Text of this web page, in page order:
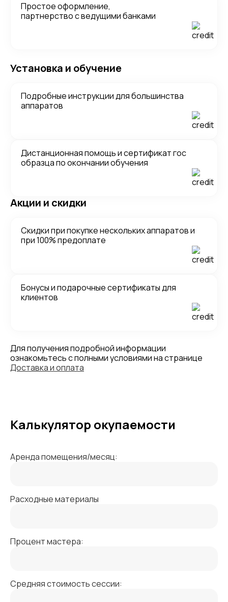
Простое оформление,
партнерство с ведущими банками
Установка и обучение
Подробные инструкции для большинства
аппаратов
Дистанционная помощь и сертификат гос
образца по окончании обучения
Акции и скидки
Скидки при покупке нескольких аппаратов и
при 100% предоплате
Бонусы и подарочные сертификаты для
клиентов
Для получения подробной информации
ознакомьтесь с полными условиями на странице
Доставка и оплата
Калькулятор окупаемости
Аренда помещения/месяц:
Расходные материалы
Процент мастера:
Средняя стоимость сессии: